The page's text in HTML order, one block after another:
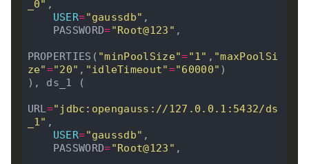
_0" ,
USER="gaussdb" ,
    PASSWORD
="Root@123" ,
PROPERTIES( "minPoolSize"="1" , "maxPoolSi
ze"="20" , "idleTimeout"="60000" )
), ds_1 (
URL="jdbc:opengauss://127.0.0.1:5432/ds
_1" ,
USER="gaussdb" ,
    PASSWORD
="Root@123" ,